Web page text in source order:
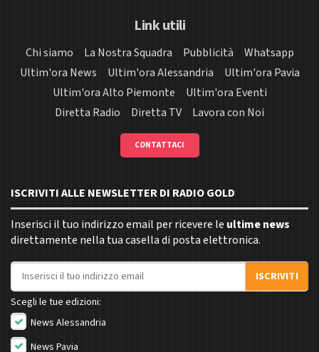
Link utili
Chi siamo La Nostra Squadra Pubblicità
Whatsapp
Ultim'ora News
Ultim'ora Alessandria
Ultim'ora Pavia
Ultim'ora Alto Piemonte
Ultim'ora Eventi
Diretta Radio
Diretta TV Lavora con Noi
CONTATTACI
ISCRIVITI ALLE NEWSLETTER DI RADIO GOLD
Inserisci il tuo indirizzo email per ricevere le ultime news
direttamente nella tua casella di posta elettronica.
Indirizzo email
ISCRIVITI
Scegli le tue edizioni:
News Alessandria
News Pavia